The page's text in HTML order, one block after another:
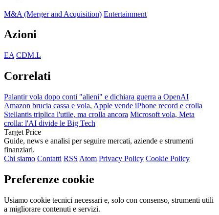
M&A (Merger and Acquisition) Entertainment
Azioni
EA CDM.L
Correlati
Palantir vola dopo conti "alieni" e dichiara guerra a OpenAI
Amazon brucia cassa e vola, Apple vende iPhone record e crolla
Stellantis triplica l'utile, ma crolla ancora Microsoft vola, Meta
crolla: l'AI divide le Big Tech
Target Price
Guide, news e analisi per seguire mercati, aziende e strumenti
finanziari.
Chi siamo Contatti RSS Atom Privacy Policy Cookie Policy
Preferenze cookie
Usiamo cookie tecnici necessari e, solo con consenso, strumenti utili
a migliorare contenuti e servizi.